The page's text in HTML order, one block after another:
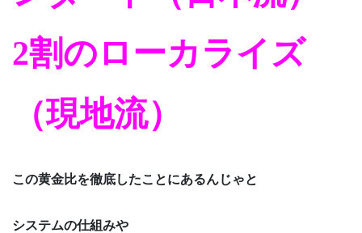
2割のローカライズ
（現地流）
この黄金比を徹底したことにあるんじゃと
システムの仕組みや